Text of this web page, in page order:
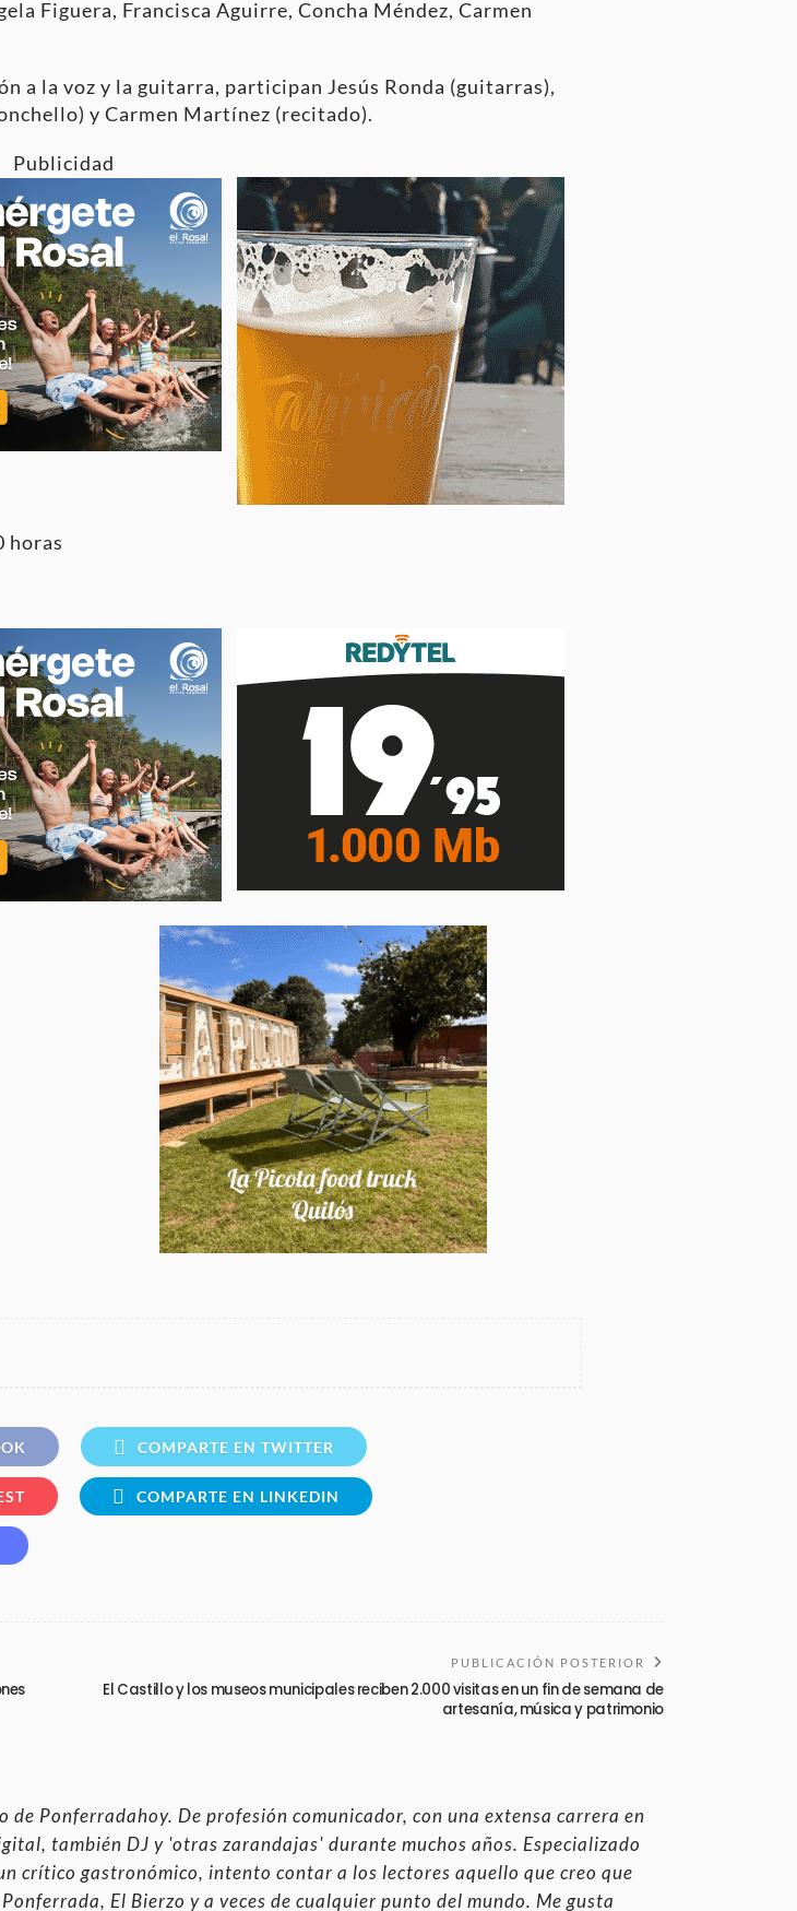
Figuera, Francisca Aguirre, Concha Méndez, Carmen
a la voz y la guitarra, participan Jesús Ronda (guitarras),
y Carmen Martínez (recitado).
Publicidad
horas
COMPARTE EN TWITTER
COMPARTE EN LINKEDIN
PUBLICACIÓN POSTERIOR
El Castillo y los museos municipales reciben 2.000 visitas en un fin de semana de
artesanía, música y patrimonio
de Ponferradahoy. De profesión comunicador, con una extensa carrera en
también DJ y 'otras zarandajas' durante muchos años. Especializado
crítico gastronómico, intento contar a los lectores aquello que creo que
El Bierzo y a veces de cualquier punto del mundo. Me gusta